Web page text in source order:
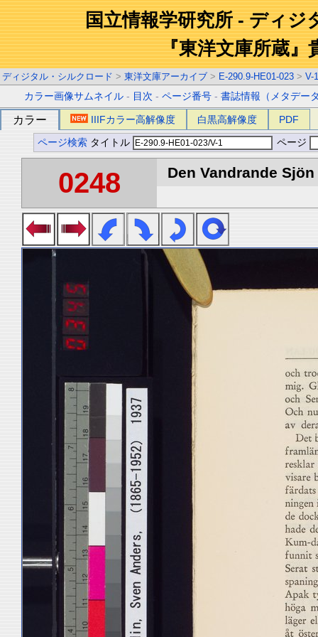
国立情報学研究所 - ディジ
『東洋文庫所蔵』
ディジタル・シルクロード > 東洋文庫アーカイブ > E-290.9-HE01-023 > V-1
カラー画像サムネイル - 目次 -ページ番号 -書誌情報（メタデー
カラー IIIFカラー高解像度 白黒高解像度 PDF
ページ検索 タイトル ページ
0248 Den Vandrande